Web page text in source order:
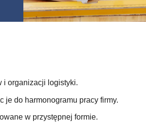
i organizacji logistyki.
je do harmonogramu pracy firmy.
w przystępnej formie.